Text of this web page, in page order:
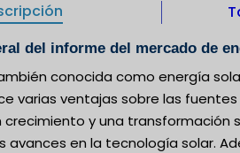
del informe del mercado de
conocida como energía
varias ventajas sobre las
y una transformación
avances en la tecnología solar.